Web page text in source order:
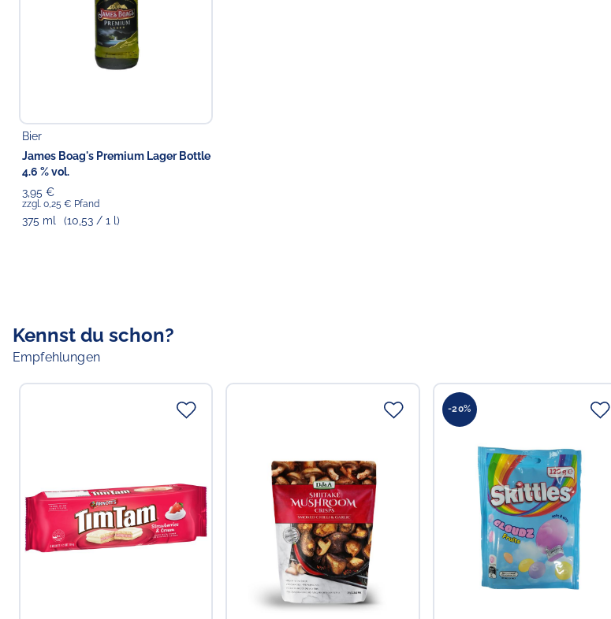
Bier
James Boag's Premium Lager Bottle
4.6 % vol.
3,95 €
zzgl. 0,25 € Pfand
375 ml (10,53 / 1 l)
Kennst du schon?
Empfehlungen
-20%